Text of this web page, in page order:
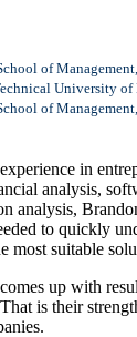
of
University of
of
in
analysis,
analysis,
to quickly
most suitable
up with
is their